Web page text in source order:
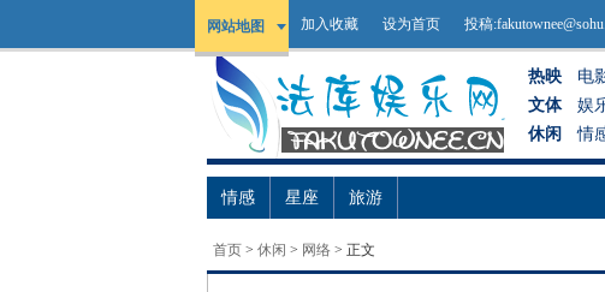
网站地图 加入收藏 设为首页 投稿:
热映 电
文体
娱
休闲
情
情感 星座 旅游
首页 > 休闲 > 网络 > 正文